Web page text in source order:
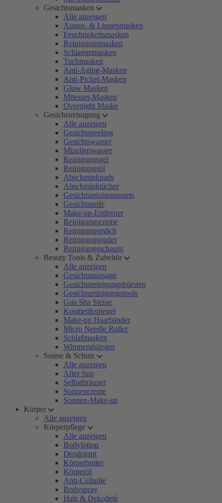
Gesichtsmasken
Alle anzeigen
Augen- & Lippenmasken
Feuchtigkeitsmasken
Reinigungsmasken
Schlammmasken
Tuchmasken
Anti-Aging-Masken
Anti-Pickel-Masken
Glow Masken
Mitesser-Masken
Overnight Maske
Gesichtsreinigung
Alle anzeigen
Gesichtspeeling
Gesichtswasser
Mizellenwasser
Reinigungsgel
Reinigungsöl
Abschminkpads
Abschminktücher
Gesichtsreinigungssets
Gesichtsseife
Make-up-Entferner
Reinigungscreme
Reinigungsmilch
Reinigungspuder
Reinigungsschaum
Beauty Tools & Zubehör
Alle anzeigen
Gesichtsmassage
Gesichtsreinigungsbürsten
Gesichtsreinigungstools
Gua Sha Steine
Kosmetikspiegel
Make-up Haarbänder
Micro Needle Roller
Schlafmasken
Wimpernbürsten
Sonne & Schutz
Alle anzeigen
After Sun
Selbstbräuner
Sonnencreme
Sonnen-Make-up
Körper
Alle anzeigen
Körperpflege
Alle anzeigen
Bodylotion
Deodorant
Körperbutter
Körperöl
Anti-Cellulite
Bodyspray
Hals & Dekolleté